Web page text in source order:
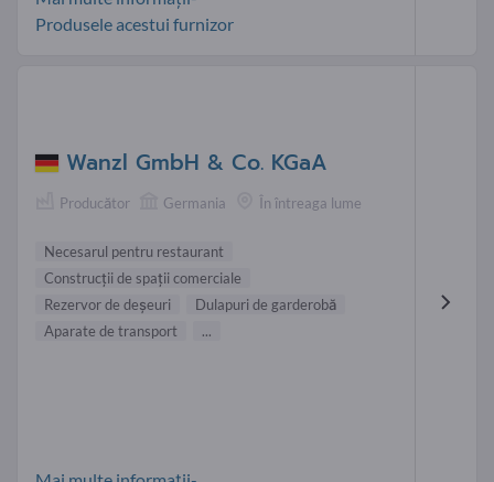
Produsele acestui furnizor
Wanzl GmbH & Co. KGaA
Producător Germania În întreaga lume
Necesarul pentru restaurant
Construcţii de spaţii comerciale
Rezervor de deşeuri
Dulapuri de garderobă
Aparate de transport
...